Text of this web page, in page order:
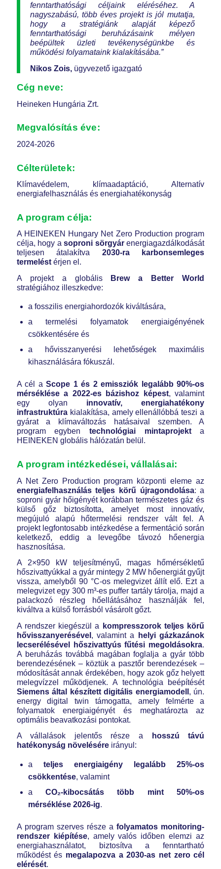
fenntarthatósági céljaink eléréséhez. A
nagyszabású, több éves projekt is jól mutatja,
hogy a stratégiánk alapját képező
fenntarthatósági beruházásaink mélyen
beépültek üzleti tevékenységünkbe és
működési folyamataink kialakításába.”
Nikos Zois, ügyvezető igazgató
Cég neve:
Heineken Hungária Zrt.
Megvalósítás éve:
2024-2026
Célterületek:
Klímavédelem, klímaadaptáció, Alternatív
energiafelhasználás és energiahatékonyság
A program célja:
A HEINEKEN Hungary Net Zero Production program
célja, hogy asoproni sörgyárenergiagazdálkodását
teljesen átalakítva 2030-ra karbonsemleges
termeléstérjen el.
A projekt a globális
Brew a Better World
stratégiához illeszkedve:
a fosszilis energiahordozók kiváltására,
a termelési folyamatok energiaigényének
csökkentésére és
a hővisszanyerési lehetőségek maximális
kihasználására fókuszál.
A cél aScope 1 és 2 emissziók legalább 90%-os
mérséklése a 2022-es bázishoz képest, valamint
egy olyan innovatív, energiahatékony
infrastruktúrakialakítása, amely ellenállóbbá teszi a
gyárat a klímaváltozás hatásaival szemben. A
program egyben technológiai mintaprojekta
HEINEKEN globális hálózatán belül.
A program intézkedései, vállalásai:
A Net Zero Production program központi eleme az
energiafelhasználás teljes körű újragondolása: a
soproni gyár hőigényét korábban természetes gáz és
külső gőz biztosította, amelyet most innovatív,
megújuló alapú hőtermelési rendszer vált fel. A
projekt legfontosabb intézkedése a fermentáció során
keletkező, eddig a levegőbe távozó hőenergia
hasznosítása.
A 2×950 kW teljesítményű, magas hőmérsékletű
hőszivattyúkkal a gyár mintegy 2 MW hőenergiát gyűjt
vissza, amelyből 90 °C-os melegvizet állít elő. Ezt a
melegvizet egy 300 m³-es puffer tartály tárolja, majd a
palackozó részleg hőellátásához használják fel,
kiváltva a külső forrásból vásárolt gőzt.
A rendszer kiegészül a
kompresszorok teljes körű
hővisszanyerésével , valamint a
helyi gázkazánok
lecserélésével
hőszivattyús fűtési megoldásokra.
A beruházás továbbá magában foglalja a gyár több
berendezésének – köztük a pasztőr berendezések –
módosítását annak érdekében, hogy azok gőz helyett
melegvízzel működjenek. A technológia beépítését
Siemens által készített digitális energiamodell , ún.
energy digital twin támogatta, amely felmérte a
folyamatok energiaigényét és meghatározta az
optimális beavatkozási pontokat.
A vállalások jelentős része a
hosszú távú
hatékonyság növeléséreirányul:
a teljes energiaigény legalább 25%-os
csökkentése, valamint
aCO₂-kibocsátás több mint 50%-os
mérséklése 2026-ig.
A program szerves része afolyamatos monitoring-
rendszer kiépítése, amely valós időben elemzi az
energiahasználatot, biztosítva a fenntartható
működést és megalapozva a 2030-as net zero cél
elérését.